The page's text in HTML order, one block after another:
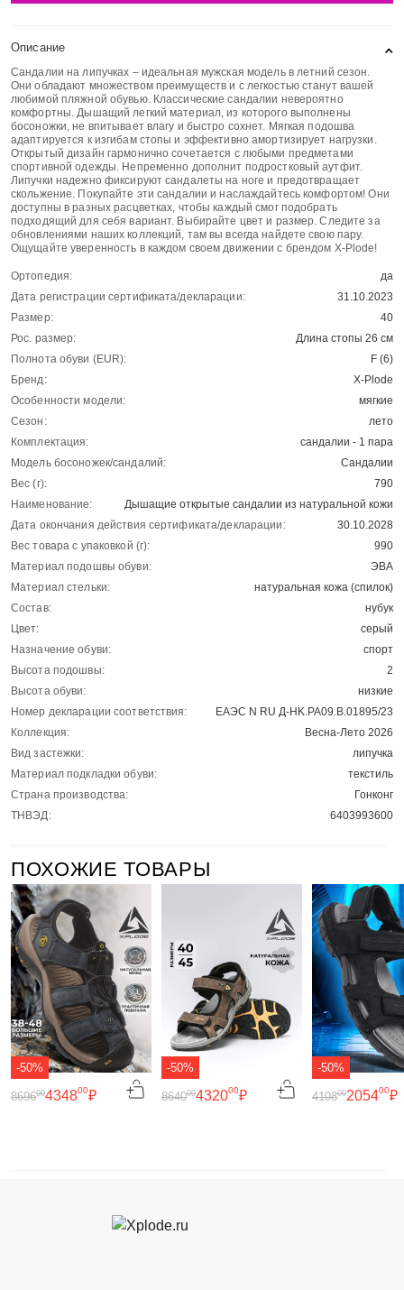
Описание
Сандалии на липучках – идеальная мужская модель в летний сезон.
Они обладают множеством преимуществ и с легкостью станут вашей
любимой пляжной обувью. Классические сандалии невероятно
комфортны. Дышащий легкий материал, из которого выполнены
босоножки, не впитывает влагу и быстро сохнет. Мягкая подошва
адаптируется к изгибам стопы и эффективно амортизирует нагрузки.
Открытый дизайн гармонично сочетается с любыми предметами
спортивной одежды. Непременно дополнит подростковый аутфит.
Липучки надежно фиксируют сандалеты на ноге и предотвращает
скольжение. Покупайте эти сандалии и наслаждайтесь комфортом! Они
доступны в разных расцветках, чтобы каждый смог подобрать
подходящий для себя вариант. Выбирайте цвет и размер. Следите за
обновлениями наших коллекций, там вы всегда найдете свою пару.
Ощущайте уверенность в каждом своем движении с брендом X-Plode!
Ортопедия:
да
Дата регистрации сертификата/декларации:
31.10.2023
Размер:
40
Рос. размер:
Длина стопы 26 см
Полнота обуви (EUR):
F (6)
Бренд:
X-Plode
Особенности модели:
мягкие
Сезон:
лето
Комплектация:
сандалии - 1 пара
Модель босоножек/сандалий:
Сандалии
Вес (г):
790
Наименование:
Дышащие открытые сандалии из натуральной кожи
Дата окончания действия сертификата/декларации:
30.10.2028
Вес товара с упаковкой (г):
990
Материал подошвы обуви:
ЭВА
Материал стельки:
натуральная кожа (спилок)
Состав:
нубук
Цвет:
серый
Назначение обуви:
спорт
Высота подошвы:
2
Высота обуви:
низкие
Номер декларации соответствия:
ЕАЭС N RU Д-HK.РА09.В.01895/23
Коллекция:
Весна-Лето 2026
Вид застежки:
липучка
Материал подкладки обуви:
текстиль
Страна производства:
Гонконг
ТНВЭД:
6403993600
ПОХОЖИЕ ТОВАРЫ
-50%
434800₽
869600
-50%
432000₽
864000
-50%
205400₽
410800